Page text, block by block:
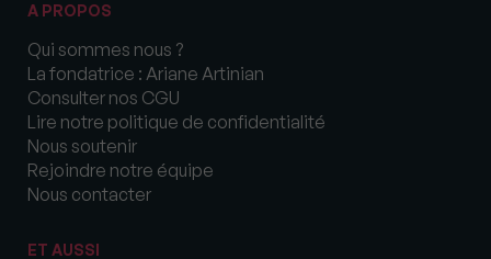
A PROPOS
Qui sommes nous ?
La fondatrice : Ariane Artinian
Consulter nos CGU
Lire notre politique de confidentialité
Nous soutenir
Rejoindre notre équipe
Nous contacter
ET AUSSI